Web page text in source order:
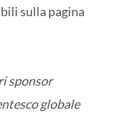
sulla pagina
sponsor
globale